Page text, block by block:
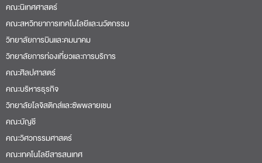
คณะนิเทศศาสตร์
คณะสหวิทยาการเทคโนโลยีและนวัตกรรม
วิทยาลัยการบินและคมนาคม
วิทยาลัยการท่องเที่ยวและการบริการ
คณะศิลปศาสตร์
คณะบริหารธุรกิจ
วิทยาลัยโลจิสติกส์และซัพพลายเชน
คณะบัญชี
คณะวิศวกรรมศาสตร์
คณะเทคโนโลยีสารสนเทศ